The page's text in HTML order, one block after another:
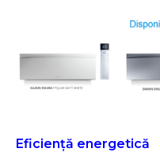
Eficiență energetică